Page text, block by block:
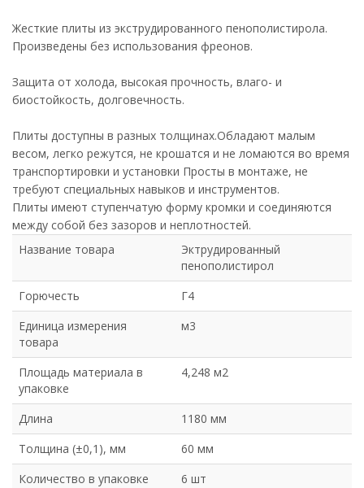
Жесткие плиты из экструдированного пенополистирола.
Произведены без использования фреонов.
Защита от холода, высокая прочность, влаго- и
биостойкость, долговечность.
Плиты доступны в разных толщинах.Обладают малым
весом, легко режутся, не крошатся и не ломаются во время
транспортировки и установки Просты в монтаже, не
требуют специальных навыков и инструментов.
Плиты имеют ступенчатую форму кромки и соединяются
между собой без зазоров и неплотностей.
Название товара
Эктрудированный
пенополистирол
Горючесть
Г4
Единица измерения
товара
м3
Площадь материала в
упаковке
4,248 м2
Длина
1180 мм
Толщина (±0,1), мм
60 мм
Количество в упаковке
6 шт